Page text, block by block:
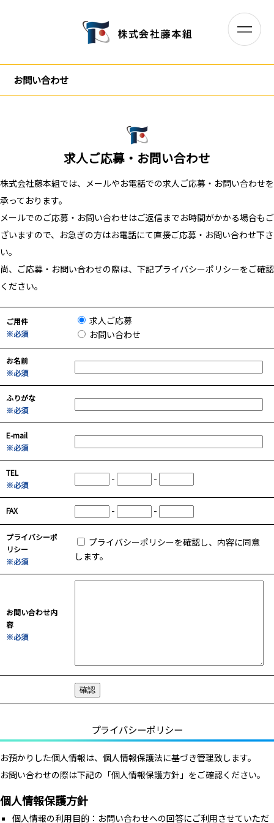
お問い合わせ
求人ご応募・お問い合わせ
株式会社藤本組では、メールやお電話での求人ご応募・お問い合わせを
承っております。
メールでのご応募・お問い合わせはご返信までお時間がかかる場合もご
ざいますので、お急ぎの方はお電話にて直接ご応募・お問い合わせ下さ
い。
尚、ご応募・お問い合わせの際は、下記プライバシーポリシーをご確認
ください。
ご用件
※必須
求人ご応募
お問い合わせ
お名前
※必須
ふりがな
※必須
E-mail
※必須
TEL
※必須
- -
FAX - -
プライバシーポ
リシー
※必須
プライバシーポリシーを確認し、内容に同意
します。
お問い合わせ内
容
※必須
プライバシーポリシー
お預かりした個人情報は、個人情報保護法に基づき管理致します。
お問い合わせの際は下記の「個人情報保護方針」をご確認ください。
個人情報保護方針
個人情報の利用目的：お問い合わせへの回答にご利用させていただ